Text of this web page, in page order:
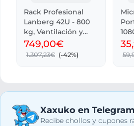
Rack Profesional
Lanberg 42U - 800
kg, Ventilación y
Cristal
749,00€
1.307,23€ (-42%)
Xaxuko en Telegram
Recibe chollos y cupones